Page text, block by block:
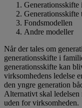
Generationsskifte
Generationsskifte
Fondsmodellen
Andre modeller
Når der tales om
generationsskifte i
generationsskifte kan
virksomhedens ledelse
den yngre generation
Alternativt skal ledelsen
uden for virksomheden.